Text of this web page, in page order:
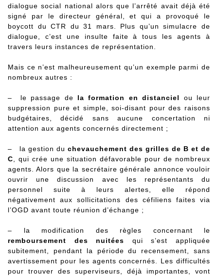
dialogue social national alors que l’arrêté avait déjà été
signé par le directeur général, et qui a provoqué le
boycott du CTR du 31 mars. Plus qu’un simulacre de
dialogue, c’est une insulte faite à tous les agents à
travers leurs instances de représentation.
Mais ce n’est malheureusement qu’un exemple parmi de
nombreux autres :
– le passage de la formation en distanciel
ou leur
suppression pure et simple, soi-disant pour des raisons
budgétaires, décidé sans aucune concertation ni
attention aux agents concernés directement ;
– la gestion du chevauchement des grilles de B et de
C , qui crée une situation défavorable pour de nombreux
agents. Alors que la secrétaire générale annonce vouloir
ouvrir une discussion avec les représentants du
personnel suite à leurs alertes, elle répond
négativement aux sollicitations des céfiliens faites via
l’OGD avant toute réunion d’échange ;
– la modification des règles concernant le
remboursement des nuitées qui s’est appliquée
subitement, pendant la période du recensement, sans
avertissement pour les agents concernés. Les difficultés
pour trouver des superviseurs, déjà importantes, vont